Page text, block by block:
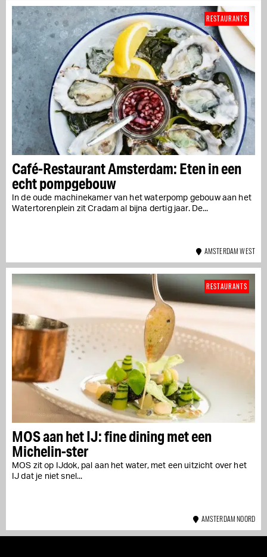
Café-Restaurant Amsterdam: Eten in een
echt pompgebouw
In de oude machinekamer van het waterpomp gebouw aan het
Watertorenplein zit Cradam al bijna dertig jaar. De...
RESTAURANTS
AMSTERDAM WEST
MOS aan het IJ: fine dining met een
Michelin-ster
MOS zit op IJdok, pal aan het water, met een uitzicht over het
IJ dat je niet snel...
RESTAURANTS
AMSTERDAM NOORD